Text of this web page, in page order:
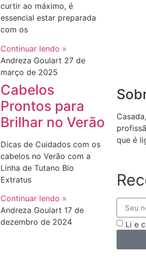
curtir ao máximo, é
essencial estar preparada
com os
Continuar lendo »
Andreza Goulart 27 de
março de 2025
Cabelos
Prontos para
Brilhar no Verão
Dicas de Cuidados com os
cabelos no Verão com a
Linha de Tutano Bio
Extratus
Continuar lendo »
Andreza Goulart 17 de
dezembro de 2024
que é
Li e